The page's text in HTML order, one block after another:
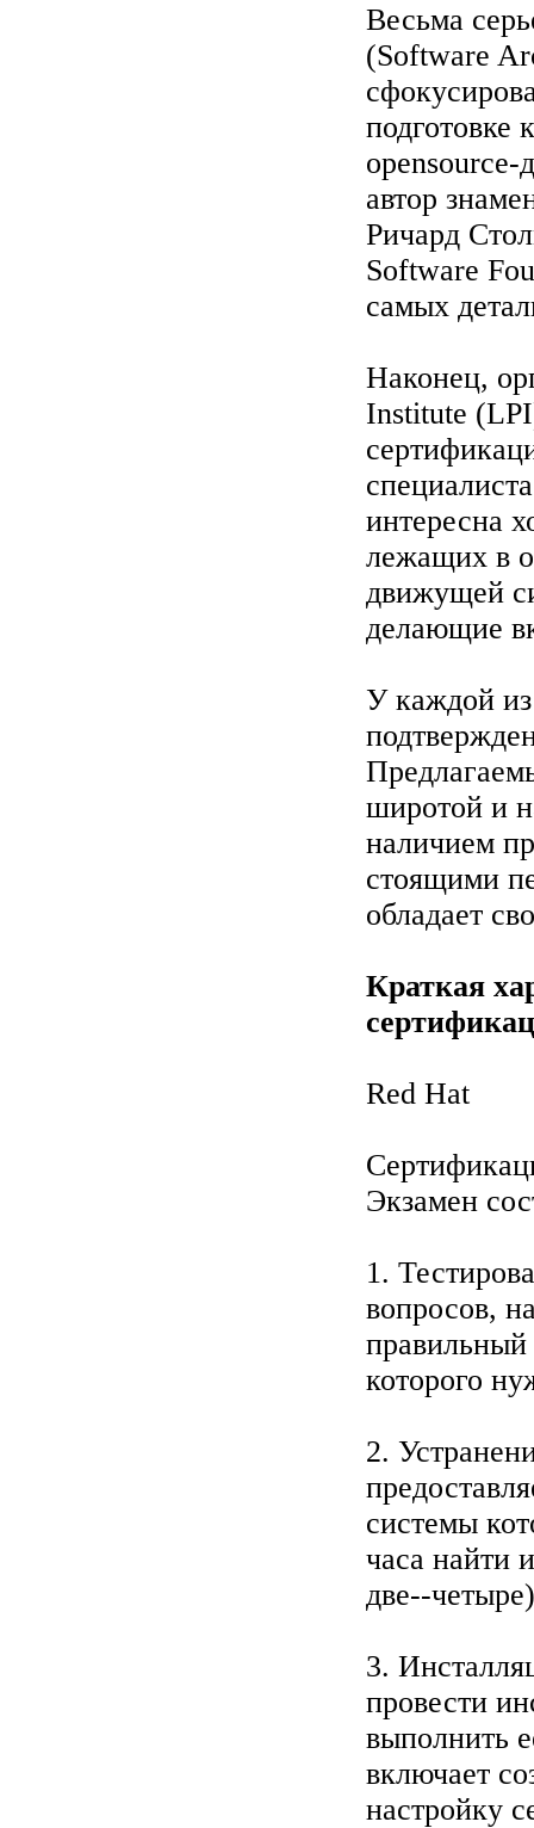
Весьма
(Software
подготовке
автор
Ричард
Software
самых
Наконец,
Institute
интересна
лежащих в
движущей
делающие
У каждой
широтой и
наличием
стоящими
обладает
Краткая
Red Hat
Экзамен
1.
вопросов,
правильный
которого
2.
системы
часа найти
две--
3.
провести
выполнить
включает
настройку